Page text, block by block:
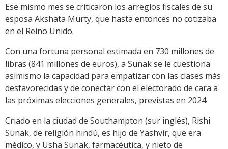
Ese mismo mes se criticaron los arreglos fiscales de su
esposa Akshata Murty, que hasta entonces no cotizaba
en el Reino Unido.
Con una fortuna personal estimada en 730 millones de
libras (841 millones de euros), a Sunak se le cuestiona
asimismo la capacidad para empatizar con las clases más
desfavorecidas y de conectar con el electorado de cara a
las próximas elecciones generales, previstas en 2024.
Criado en la ciudad de Southampton (sur inglés), Rishi
Sunak, de religión hindú, es hijo de Yashvir, que era
médico, y Usha Sunak, farmacéutica, y nieto de